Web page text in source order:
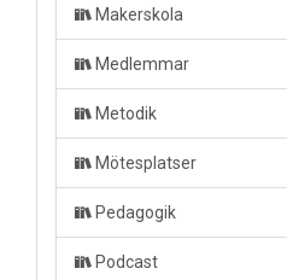
Makerskola
Medlemmar
Metodik
Mötesplatser
Pedagogik
Podcast